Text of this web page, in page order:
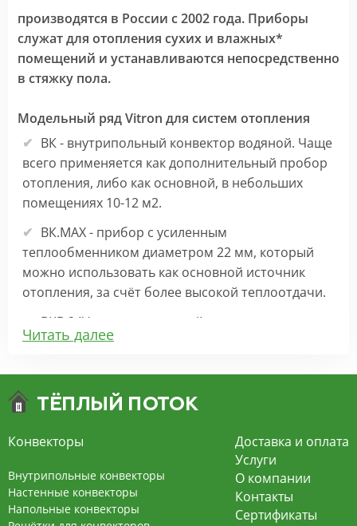
производятся в России с 2002 года. Приборы
служат для отопления сухих и влажных*
помещений и устанавливаются непосредственно
в стяжку пола.
Модельный ряд Vitron для систем отопления
ВК - внутрипольный конвектор водяной. Чаще
всего применяется как дополнительный пробор
отопления, либо как основной, в небольших
помещениях 10-12 м2.
ВК.МАХ - прибор с усиленным
теплообменником диаметром 22 мм, который
можно использовать как основной источник
отопления, за счёт более высокой теплоотдачи.
ВКВ 24V – внутрипольный конвектор
отопления с вентилятором на 24В подходит для
экономит электроэнергию и бесшумно работает.
конвекцией на 220В. За счет тангенциального
вентилятора создает принудительную
конвекцию, что позволяет обогревать
помещения большой площади.
Читать далее
Конвекторы
Внутрипольные конвекторы
Настенные конвекторы
Напольные конвекторы
Доставка и оплата
Услуги
О компании
Контакты
Сертификаты